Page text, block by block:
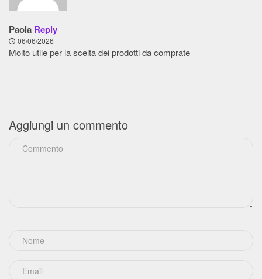
Paola Reply
06/06/2026
Molto utile per la scelta dei prodotti da comprate
Aggiungi un commento